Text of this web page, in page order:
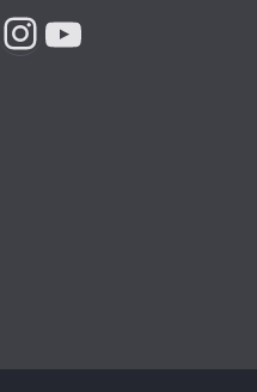
Instagram
YouTube